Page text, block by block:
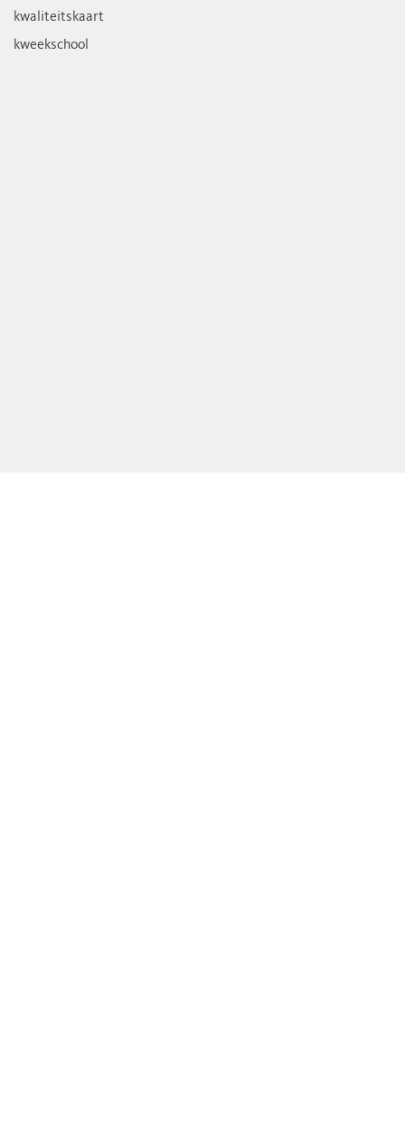
kwaliteitskaart
kweekschool